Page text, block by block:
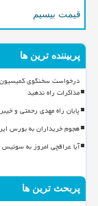
قیمت بیسیم
پربیننده ترین ها
درخواست سخنگوی کمیسیون
مذاکرات راه ندهید
پایان راه مهدی رحمتی و خیبر
هجوم خریداران به بورس
آیا عراقچی امروز به
پربحث ترین ها